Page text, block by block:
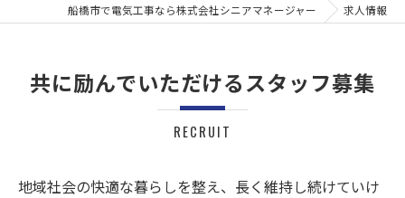
船橋市で電気工事なら株式会社シニアマネージャー 求人情報
共に励んでいただけるスタッフ募集
RECRUIT
地域社会の快適な暮らしを整え、長く維持し続けていけ